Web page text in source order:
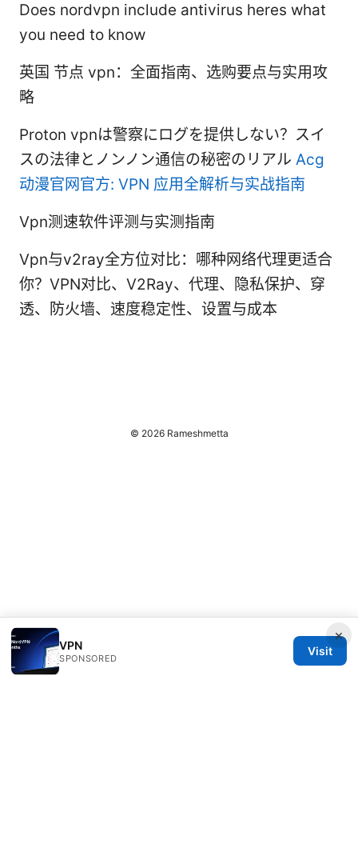
Does nordvpn include antivirus heres what
you need to know
英国 节点 vpn：全面指南、选购要点与实用攻
略
Proton vpnは警察にログを提供しない？スイ
スの法律とノンノン通信の秘密のリアル Acg
动漫官网官方: VPN 应用全解析与实战指南
Vpn测速软件评测与实测指南
Vpn与v2ray全方位对比：哪种网络代理更适合
你？VPN对比、V2Ray、代理、隐私保护、穿
透、防火墙、速度稳定性、设置与成本
×
VPN
SPONSORED
Visit
© 2026 Rameshmetta